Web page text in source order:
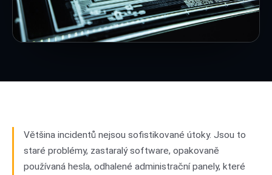
Většina incidentů nejsou sofistikované útoky. Jsou to
staré problémy, zastaralý software, opakovaně
používaná hesla, odhalené administrační panely, které